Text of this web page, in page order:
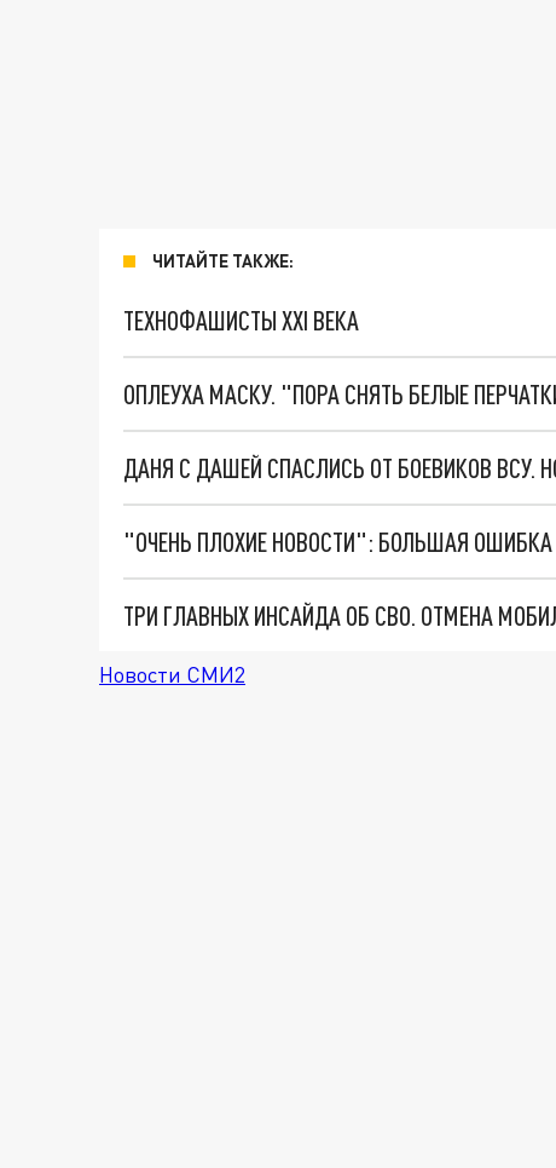
ЧИТАЙТЕ ТАКЖЕ:
ТЕХНОФАШИСТЫ XXI ВЕКА
ОПЛЕУХА МАСКУ. "ПОРА СНЯТЬ БЕЛЫЕ
ДАНЯ С ДАШЕЙ СПАСЛИСЬ ОТ БОЕВИКОВ
Новости СМИ2